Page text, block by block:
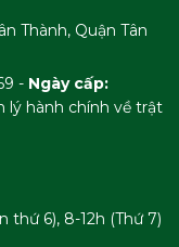
SODIUM
PALMITIC ACID,
DISTEARATE,
COCAMIDE
PCA,
Thành, Quận Tân
- Ngày cấp:
lý hành chính về trật
thứ 6), 8-12h (Thứ 7)